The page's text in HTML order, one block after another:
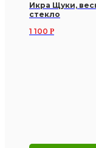
Икра Щуки,
стекло
1 100 Р